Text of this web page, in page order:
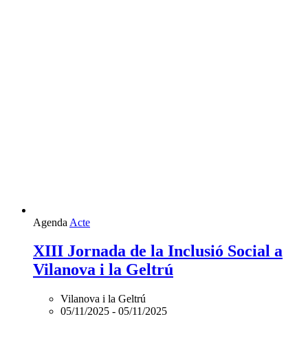
Agenda Acte
XIII Jornada de la Inclusió Social a
Vilanova i la Geltrú
Vilanova i la Geltrú
05/11/2025 - 05/11/2025